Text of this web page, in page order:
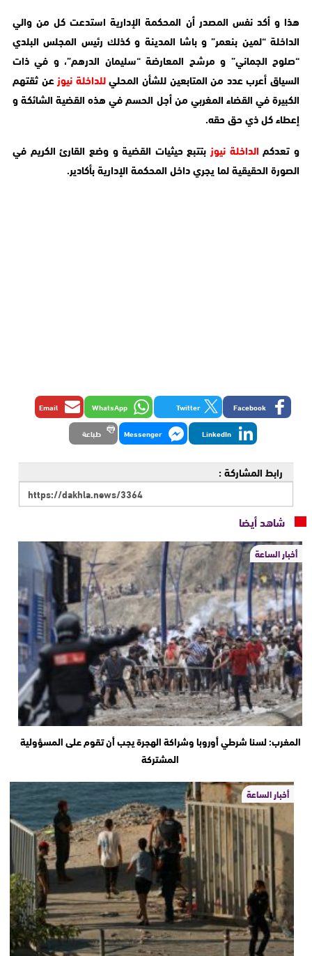
هذا و أكد نفس المصدر أن المحكمة الإدارية استدعت كل من والي
الداخلة “لمين بنعمر” و باشا المدينة و كذلك رئيس المجلس البلدي
“صلوح الجماني” و مرشح المعارضة “سليمان الدرهم”، و في ذات
السياق أعرب عدد من المتابعين للشأن المحليللداخلة نيوزعن ثقتهم
الكبيرة في القضاء المغربي من أجل الحسم في هذه القضية الشائكة و
إعطاء كل ذي حق حقه.
و تعدكم الداخلة نيوز بتتبع حيثيات القضية و وضع القارئ الكريم في
الصورة الحقيقية لما يجري داخل المحكمة الإدارية بأكادير.
Facebook
Twitter
WhatsApp
Email
LinkedIn
Messenger طباعة
رابط المشاركة :
شاهد أيضا
أخبار الساعة
المغرب: لسنا شرطي أوروبا وشراكة الهجرة يجب أن تقوم على المسؤولية
المشتركة
أخبار الساعة